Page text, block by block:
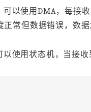
以使用DMA，每接
常但数据错误，数
使用状态机，当接收